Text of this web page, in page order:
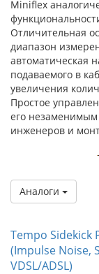
Miniflex
Отличительная
диапазон
автоматическая
подаваемого в
увеличения
Простое
его
инженеров и
Аналоги
Tempo Sidekick
(Impulse Noise,
VDSL/ADSL)